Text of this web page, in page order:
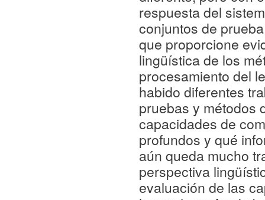
respuesta del
conjuntos de
que proporcione
lingüística de los
procesamiento del
habido diferentes
pruebas y métodos
capacidades de
profundos y qué
aún queda mucho
perspectiva
evaluación de las